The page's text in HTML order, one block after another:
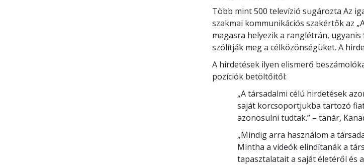
Több mint 500 televízió sugározta Az
szakmai kommunikációs szakértők az
magasra helyezik a ranglétrán,
szólítják meg a célközönségüket. A
A hirdetések ilyen elismerő
pozíciók betöltőitől:
„A társadalmi célú hirdetések
saját korcsoportjukba tartozó
azonosulni tudtak.” – tanár,
„Mindig arra használom a
Mintha a videók elindítanák a
tapasztalatait a saját életéről és